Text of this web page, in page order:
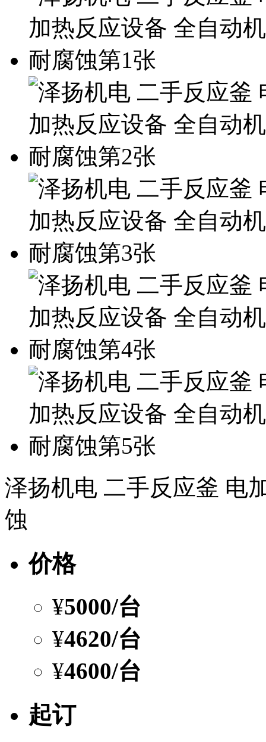
泽扬机电 二手反应釜 电
蚀
价格
¥5000/台
¥4620/台
¥4600/台
起订